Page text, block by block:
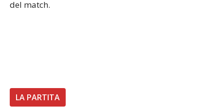
del match.
LA PARTITA